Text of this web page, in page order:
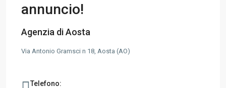
annuncio!
Agenzia di Aosta
Via Antonio Gramsci n 18, Aosta (AO)
Telefono: